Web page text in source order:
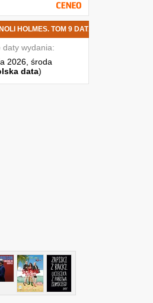
TOM 9 DATA PREMIERY
daty wydania:
2026, środa
data)